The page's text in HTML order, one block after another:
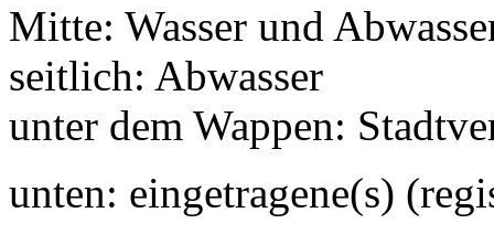
Mitte: Wasser und
seitlich: Abwasser
unter dem Wappen:
unten: eingetragene(s)